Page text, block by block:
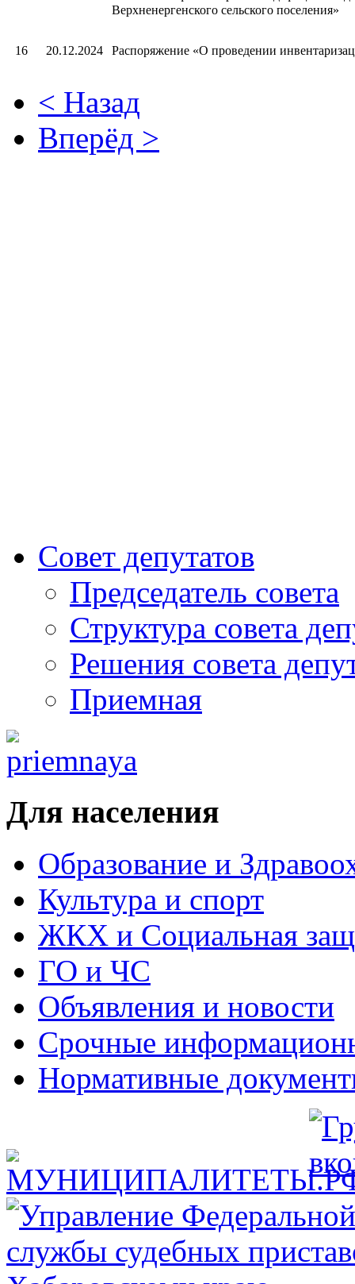
Верхненергенского сельского поселения»
16 20.12.2024 Распоряжение «О проведении
< Назад
Вперёд >
Совет депутатов
Председатель совета
Структура совета
Решения совета
Приемная
Для населения
Образование и
Культура и спорт
ЖКХ и Социальная
ГО и ЧС
Объявления и новости
Срочные
Нормативные